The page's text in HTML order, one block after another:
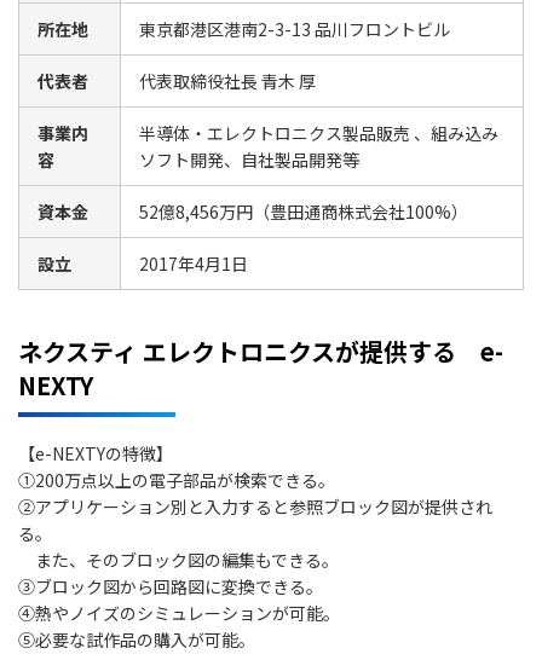
所在地 東京都港区港南2-3-13 品川フロントビル
代表者 代表取締役社長 青木 厚
事業内
容
半導体・エレクトロニクス製品販売 、組み込み
ソフト開発、自社製品開発等
資本金 52億8,456万円（豊田通商株式会社100%）
設立 2017年4月1日
ネクスティ エレクトロニクスが提供する e-
NEXTY
【e-NEXTYの特徴】
①200万点以上の電子部品が検索できる。
②アプリケーション別と入力すると参照ブロック図が提供され
る。
また、そのブロック図の編集もできる。
③ブロック図から回路図に変換できる。
④熱やノイズのシミュレーションが可能。
⑤必要な試作品の購入が可能。